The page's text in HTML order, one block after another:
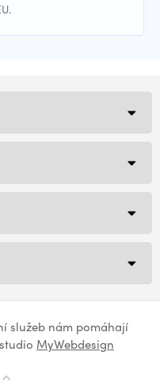
služeb nám pomáhají
MyWebdesign